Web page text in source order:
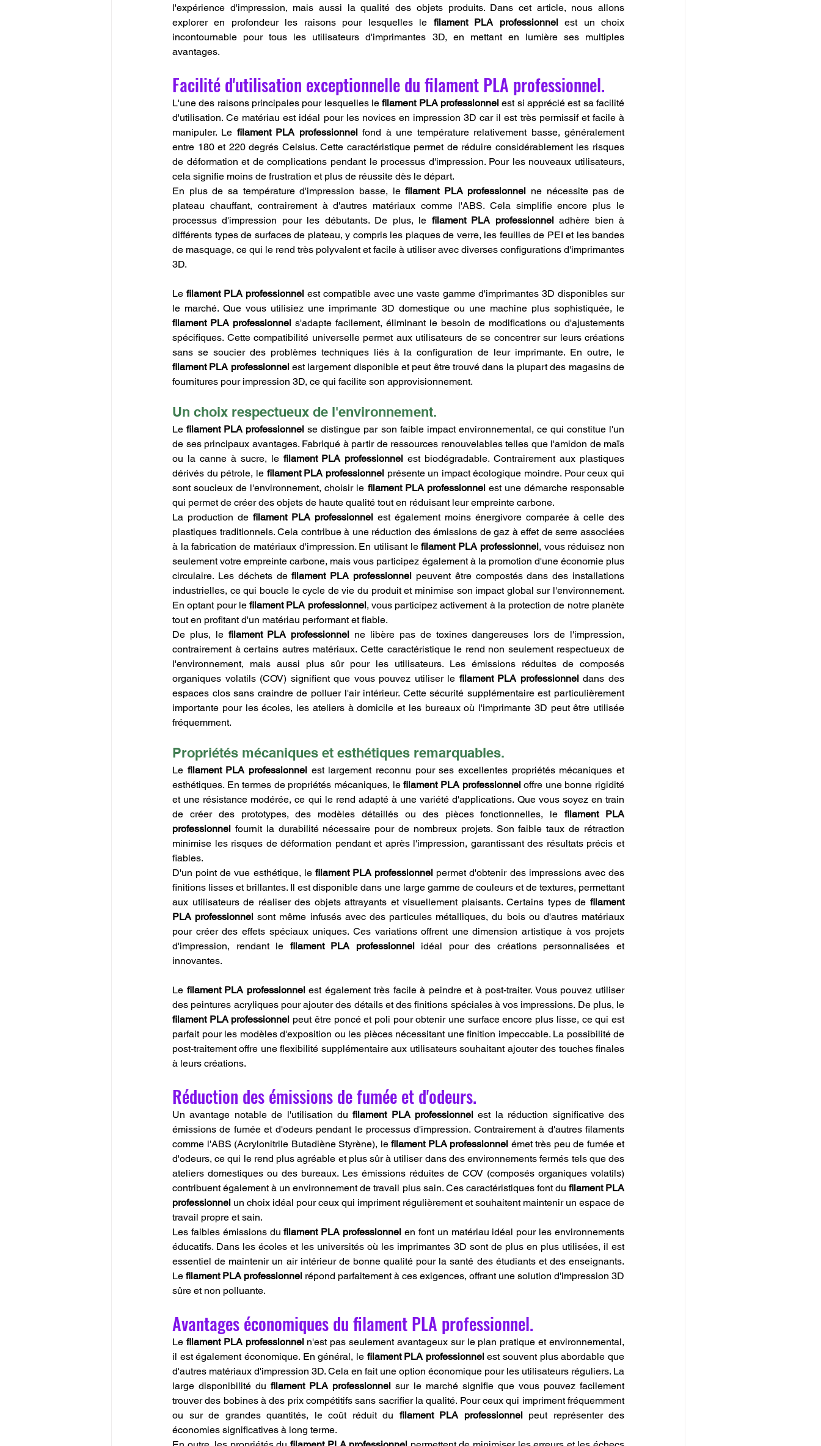
l'expérience d'impression, mais aussi la qualité des objets produits. Dans cet article, nous allons
explorer en profondeur les raisons pour lesquelles le filament PLA professionnel est un choix
incontournable pour tous les utilisateurs d'imprimantes 3D, en mettant en lumière ses multiples
avantages.
Facilité d'utilisation exceptionnelle du filament PLA professionnel.
L'une des raisons principales pour lesquelles le filament PLA professionnel est si apprécié est sa facilité
d'utilisation. Ce matériau est idéal pour les novices en impression 3D car il est très permissif et facile à
manipuler. Le filament PLA professionnel fond à une température relativement basse, généralement
entre 180 et 220 degrés Celsius. Cette caractéristique permet de réduire considérablement les risques
de déformation et de complications pendant le processus d'impression. Pour les nouveaux utilisateurs,
cela signifie moins de frustration et plus de réussite dès le départ.
En plus de sa température d'impression basse, le filament PLA professionnel ne nécessite pas de
plateau chauffant, contrairement à d'autres matériaux comme l'ABS. Cela simplifie encore plus le
processus d'impression pour les débutants. De plus, le filament PLA professionnel adhère bien à
différents types de surfaces de plateau, y compris les plaques de verre, les feuilles de PEI et les bandes
de masquage, ce qui le rend très polyvalent et facile à utiliser avec diverses configurations d'imprimantes
3D.
Le filament PLA professionnel est compatible avec une vaste gamme d'imprimantes 3D disponibles sur
filament PLA professionnel s'adapte facilement, éliminant le besoin de modifications ou d'ajustements
spécifiques. Cette compatibilité universelle permet aux utilisateurs de se concentrer sur leurs créations
filament PLA professionnel est largement disponible et peut être trouvé dans la plupart des magasins de
fournitures pour impression 3D, ce qui facilite son approvisionnement.
Un choix respectueux de l'environnement.
Le filament PLA professionnel se distingue par son faible impact environnemental, ce qui constitue l'un
de ses principaux avantages. Fabriqué à partir de ressources renouvelables telles que l'amidon de maïs
ou la canne à sucre, le filament PLA professionnel est biodégradable. Contrairement aux plastiques
dérivés du pétrole, le filament PLA professionnel présente un impact écologique moindre. Pour ceux qui
sont soucieux de l'environnement, choisir le filament PLA professionnel est une démarche responsable
qui permet de créer des objets de haute qualité tout en réduisant leur empreinte carbone.
La production de filament PLA professionnel est également moins énergivore comparée à celle des
plastiques traditionnels. Cela contribue à une réduction des émissions de gaz à effet de serre associées
à la fabrication de matériaux d'impression. En utilisant le filament PLA professionnel, vous réduisez non
seulement votre empreinte carbone, mais vous participez également à la promotion d'une économie plus
circulaire. Les déchets de filament PLA professionnel peuvent être compostés dans des installations
industrielles, ce qui boucle le cycle de vie du produit et minimise son impact global sur l'environnement.
En optant pour le filament PLA professionnel, vous participez activement à la protection de notre planète
tout en profitant d'un matériau performant et fiable.
De plus, le filament PLA professionnel ne libère pas de toxines dangereuses lors de l'impression,
contrairement à certains autres matériaux. Cette caractéristique le rend non seulement respectueux de
l'environnement, mais aussi plus sûr pour les utilisateurs. Les émissions réduites de composés
organiques volatils (COV) signifient que vous pouvez utiliser le filament PLA professionnel dans des
espaces clos sans craindre de polluer l'air intérieur. Cette sécurité supplémentaire est particulièrement
importante pour les écoles, les ateliers à domicile et les bureaux où l'imprimante 3D peut être utilisée
fréquemment.
Propriétés mécaniques et esthétiques remarquables.
Le filament PLA professionnel est largement reconnu pour ses excellentes propriétés mécaniques et
esthétiques. En termes de propriétés mécaniques, le filament PLA professionnel offre une bonne rigidité
et une résistance modérée, ce qui le rend adapté à une variété d'applications. Que vous soyez en train
de créer des prototypes, des modèles détaillés ou des pièces fonctionnelles, le filament PLA
professionnel fournit la durabilité nécessaire pour de nombreux projets. Son faible taux de rétraction
minimise les risques de déformation pendant et après l'impression, garantissant des résultats précis et
fiables.
D'un point de vue esthétique, le filament PLA professionnel permet d'obtenir des impressions avec des
finitions lisses et brillantes. Il est disponible dans une large gamme de couleurs et de textures, permettant
aux utilisateurs de réaliser des objets attrayants et visuellement plaisants. Certains types de filament
PLA professionnel sont même infusés avec des particules métalliques, du bois ou d'autres matériaux
pour créer des effets spéciaux uniques. Ces variations offrent une dimension artistique à vos projets
d'impression, rendant le filament PLA professionnel idéal pour des créations personnalisées et
innovantes.
Le filament PLA professionnel est également très facile à peindre et à post-traiter. Vous pouvez utiliser
filament PLA professionnel peut être poncé et poli pour obtenir une surface encore plus lisse, ce qui est
parfait pour les modèles d'exposition ou les pièces nécessitant une finition impeccable. La possibilité de
post-traitement offre une flexibilité supplémentaire aux utilisateurs souhaitant ajouter des touches finales
à leurs créations.
Réduction des émissions de fumée et d'odeurs.
Un avantage notable de l'utilisation du filament PLA professionnel est la réduction significative des
émissions de fumée et d'odeurs pendant le processus d'impression. Contrairement à d'autres filaments
comme l'ABS (Acrylonitrile Butadiène Styrène), le filament PLA professionnel émet très peu de fumée et
d'odeurs, ce qui le rend plus agréable et plus sûr à utiliser dans des environnements fermés tels que des
ateliers domestiques ou des bureaux. Les émissions réduites de COV (composés organiques volatils)
contribuent également à un environnement de travail plus sain. Ces caractéristiques font du filament PLA
professionnel un choix idéal pour ceux qui impriment régulièrement et souhaitent maintenir un espace de
travail propre et sain.
Les faibles émissions du filament PLA professionnel en font un matériau idéal pour les environnements
éducatifs. Dans les écoles et les universités où les imprimantes 3D sont de plus en plus utilisées, il est
essentiel de maintenir un air intérieur de bonne qualité pour la santé des étudiants et des enseignants.
Le filament PLA professionnel répond parfaitement à ces exigences, offrant une solution d'impression 3D
sûre et non polluante.
Avantages économiques du filament PLA professionnel.
Le filament PLA professionnel n'est pas seulement avantageux sur le plan pratique et environnemental,
il est également économique. En général, le filament PLA professionnel est souvent plus abordable que
d'autres matériaux d'impression 3D. Cela en fait une option économique pour les utilisateurs réguliers. La
large disponibilité du filament PLA professionnel sur le marché signifie que vous pouvez facilement
trouver des bobines à des prix compétitifs sans sacrifier la qualité. Pour ceux qui impriment fréquemment
ou sur de grandes quantités, le coût réduit du filament PLA professionnel peut représenter des
économies significatives à long terme.